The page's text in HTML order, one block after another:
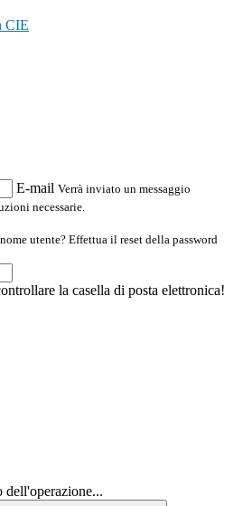
CIE
E-mail Verrà inviato un messaggio
necessarie.
utente? Effettua il reset della password
la casella di posta elettronica!
dell'operazione...